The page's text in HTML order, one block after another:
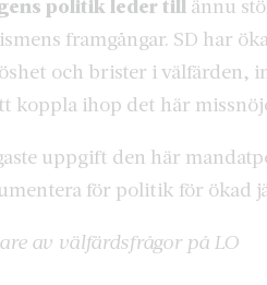
politik leder till ännu
framgångar. SD har
och brister i välfärden,
koppla ihop det här
uppgift den här
för politik för ökad
av välfärdsfrågor på LO